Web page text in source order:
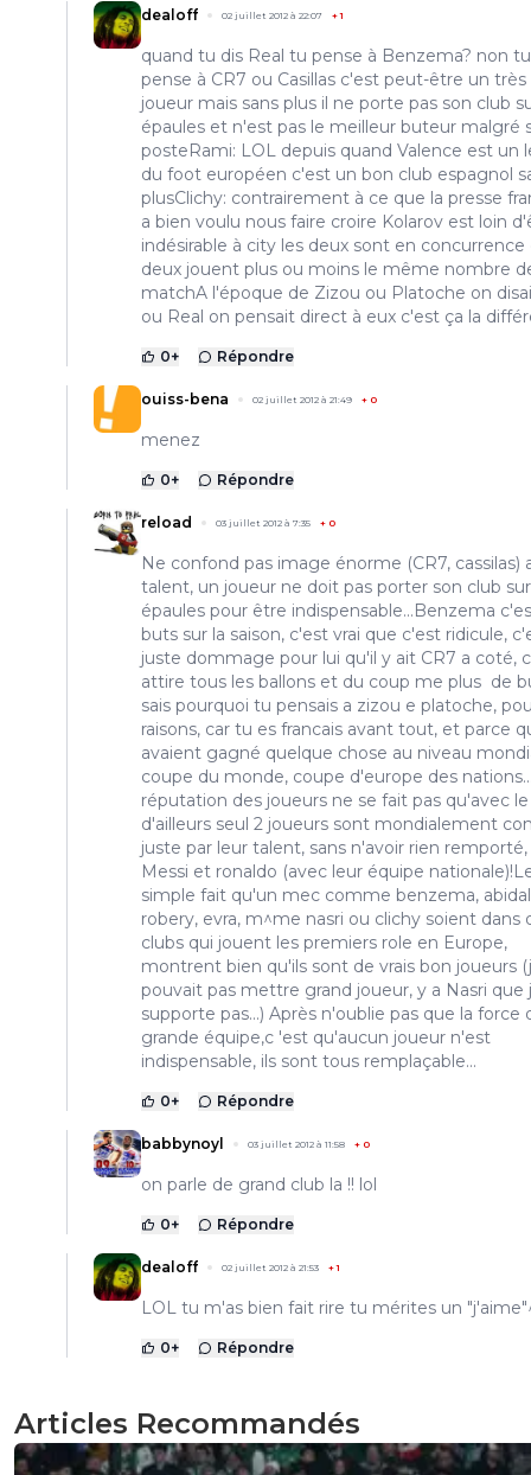
dealoff 02 juillet 2012 à 22:07 +1
quand tu dis Real tu pense à Benzema? non tu
pense à CR7 ou Casillas c'est peut-être un
joueur mais sans plus il ne porte pas son club
épaules et n'est pas le meilleur buteur malgré
posteRami: LOL depuis quand Valence est un
du foot européen c'est un bon club espagnol
plusClichy: contrairement à ce que la presse
a bien voulu nous faire croire Kolarov est loin
indésirable à city les deux sont en concurrence
deux jouent plus ou moins le même nombre
matchA l'époque de Zizou ou Platoche on
ou Real on pensait direct à eux c'est ça la
0+ Répondre
ouiss-bena 02 juillet 2012 à 21:49 + 0
menez
0+ Répondre
reload 03 juillet 2012 à 7:35 + 0
Ne confond pas image énorme (CR7, cassilas)
talent, un joueur ne doit pas porter son club
épaules pour être indispensable...Benzema
buts sur la saison, c'est vrai que c'est ridicule,
juste dommage pour lui qu'il y ait CR7 a coté,
attire tous les ballons et du coup me plus de
sais pourquoi tu pensais a zizou e platoche,
raisons, car tu es francais avant tout, et parce
avaient gagné quelque chose au niveau
coupe du monde, coupe d'europe des
réputation des joueurs ne se fait pas qu'avec
d'ailleurs seul 2 joueurs sont mondialement
juste par leur talent, sans n'avoir rien
Messi et ronaldo (avec leur équipe
simple fait qu'un mec comme benzema,
robery, evra, m^me nasri ou clichy soient dans
clubs qui jouent les premiers role en Europe,
montrent bien qu'ils sont de vrais bon joueurs
pouvait pas mettre grand joueur, y a Nasri que
supporte pas...) Après n'oublie pas que la force
grande équipe,c 'est qu'aucun joueur n'est
indispensable, ils sont tous remplaçable...
0+ Répondre
babbynoyl 03 juillet 2012 à 11:58 + 0
on parle de grand club la !! lol
0+ Répondre
dealoff 02 juillet 2012 à 21:53 +1
LOL tu m'as bien fait rire tu mérites un
0+ Répondre
Articles Recommandés